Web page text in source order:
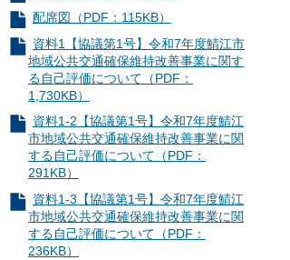
配席図（PDF：115KB）
資料1【協議第1号】令和7年度鯖江市
地域公共交通確保維持改善事業に関す
る自己評価について（PDF：
1,730KB）
資料1-2【協議第1号】令和7年度鯖江
市地域公共交通確保維持改善事業に関
する自己評価について（PDF：
291KB）
資料1-3【協議第1号】令和7年度鯖江
市地域公共交通確保維持改善事業に関
する自己評価について（PDF：
236KB）